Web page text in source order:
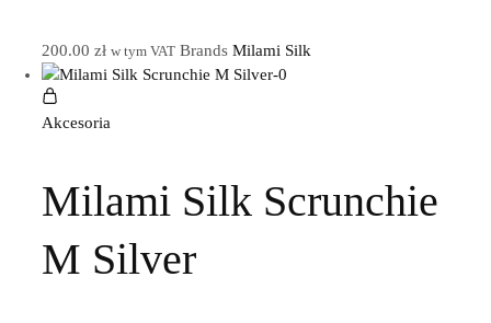
200.00 zł w tym VATBrands Milami Silk
Akcesoria
Milami Silk Scrunchie
M Silver